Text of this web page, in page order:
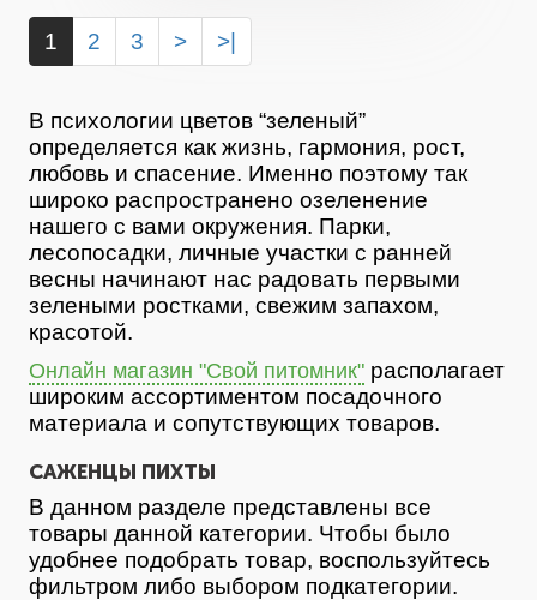
1 2 3 > >|
В психологии цветов “зеленый”
определяется как жизнь, гармония, рост,
любовь и спасение. Именно поэтому так
широко распространено озеленение
нашего с вами окружения. Парки,
лесопосадки, личные участки с ранней
весны начинают нас радовать первыми
зелеными ростками, свежим запахом,
красотой.
Онлайн магазин "Свой питомник" располагает
широким ассортиментом посадочного
материала и сопутствующих товаров.
САЖЕНЦЫ ПИХТЫ
В данном разделе представлены все
товары данной категории. Чтобы было
удобнее подобрать товар, воспользуйтесь
фильтром либо выбором подкатегории.